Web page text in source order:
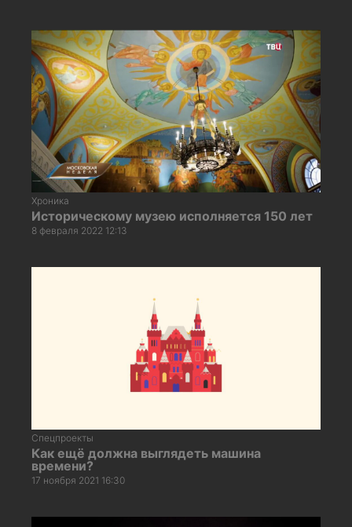
Хроника
Историческому музею исполняется 150 лет
8 февраля 2022 12:13
Спецпроекты
Как ещё должна выглядеть машина
времени?
17 ноября 2021 16:30